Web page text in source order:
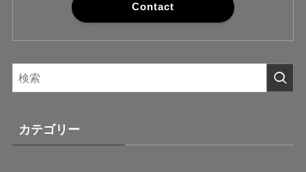
Contact
カテゴリー